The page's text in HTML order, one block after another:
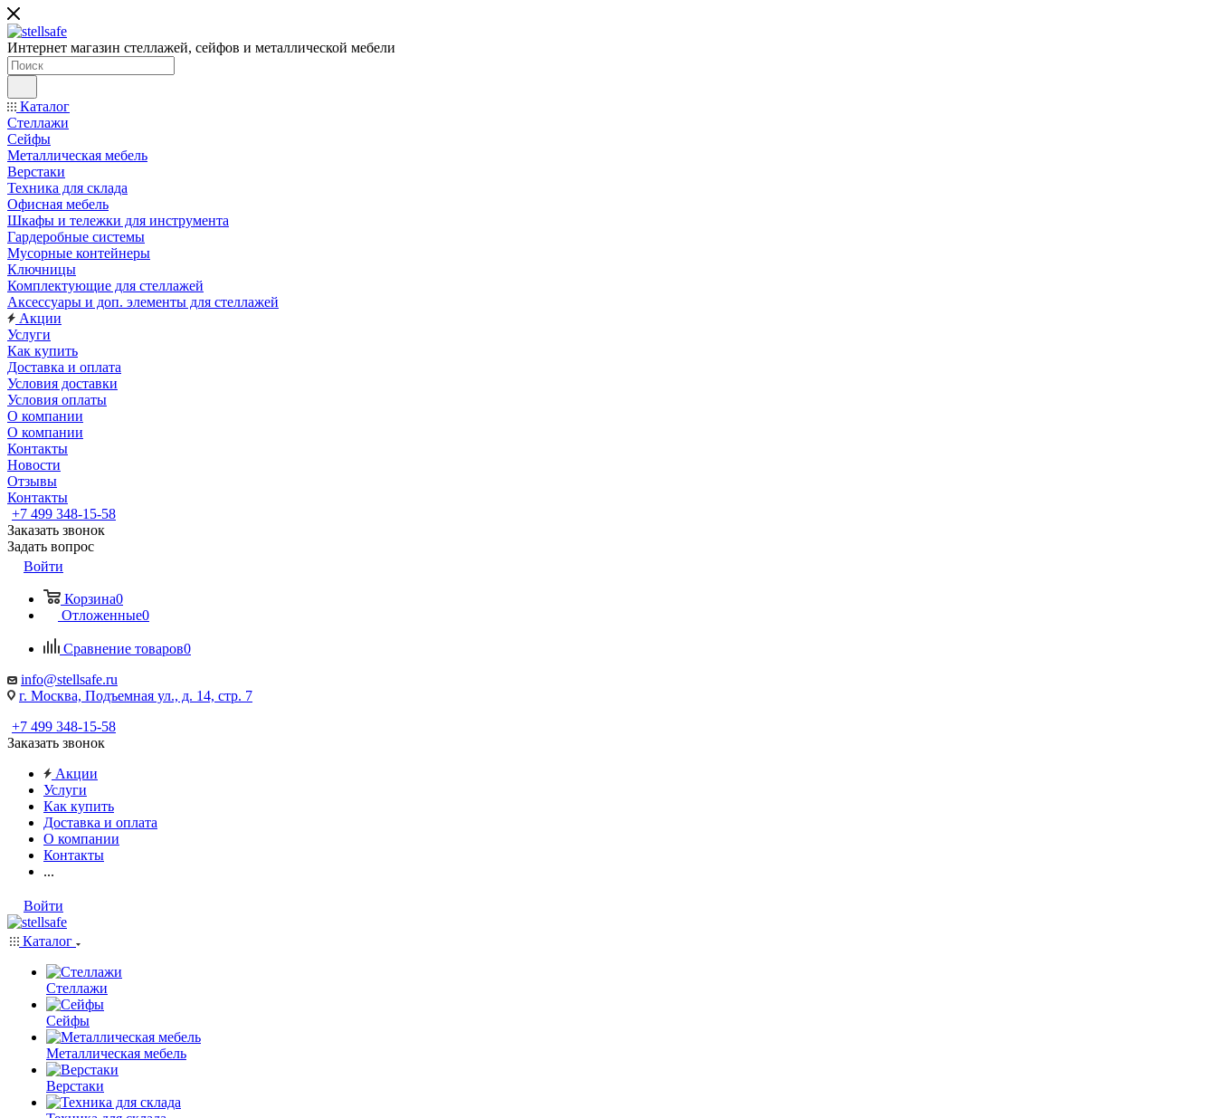
Интернет магазин стеллажей, сейфов и металлической мебели
Каталог
Стеллажи
Сейфы
Металлическая мебель
Верстаки
Техника для склада
Офисная мебель
Шкафы и тележки для инструмента
Гардеробные системы
Мусорные контейнеры
Ключницы
Комплектующие для стеллажей
Аксессуары и доп. элементы для стеллажей
Акции
Услуги
Как купить
Доставка и оплата
Условия доставки
Условия оплаты
О компании
О компании
Контакты
Новости
Отзывы
Контакты
+7 499 348-15-58
Заказать звонок
Задать вопрос
Войти
Корзина0
Отложенные0
Сравнение товаров0
info@stellsafe.ru
г. Москва, Подъемная ул., д. 14, стр. 7
+7 499 348-15-58
Заказать звонок
Акции
Услуги
Как купить
Доставка и оплата
О компании
Контакты
...
Войти
Каталог
Стеллажи
Сейфы
Металлическая мебель
Верстаки